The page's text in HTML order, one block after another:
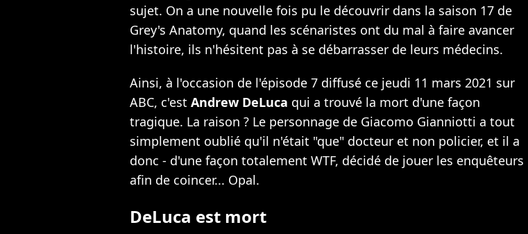
sujet. On a une nouvelle fois pu le découvrir dans la saison 17 de
Grey's Anatomy, quand les scénaristes ont du mal à faire avancer
l'histoire, ils n'hésitent pas à se débarrasser de leurs médecins.
Ainsi, à l'occasion de l'épisode 7 diffusé ce jeudi 11 mars 2021 sur
ABC, c'est Andrew DeLuca qui a trouvé la mort d'une façon
tragique. La raison ? Le personnage de Giacomo Gianniotti a tout
simplement oublié qu'il n'était "que" docteur et non policier, et il a
donc - d'une façon totalement WTF, décidé de jouer les enquêteurs
afin de coincer... Opal.
DeLuca est mort